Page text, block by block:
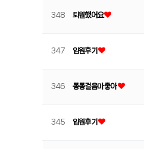
348 퇴원했어요
347 입원후기
346 쫑쫑걸음마 좋아
345 입원후기